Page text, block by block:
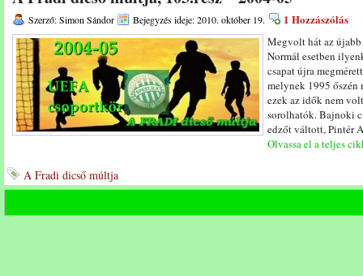
Szerző: Simon Sándor Bejegyzés ideje: 2010. október 19. 1 Hozzászólás
Megvolt hát az
Normál esetben
csapat újra
melynek 1995 őszén
ezek az idők nem
sorolhatók. Bajnoki
edzőt váltott, Pintér
Olvassa el a teljes
A Fradi dicső múltja